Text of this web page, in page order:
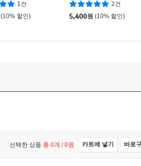
1건
(10% 할인)
2건
5,400원 (10% 할인)
선택한 상품 총 0개 / 0원 카트에 넣기 바로